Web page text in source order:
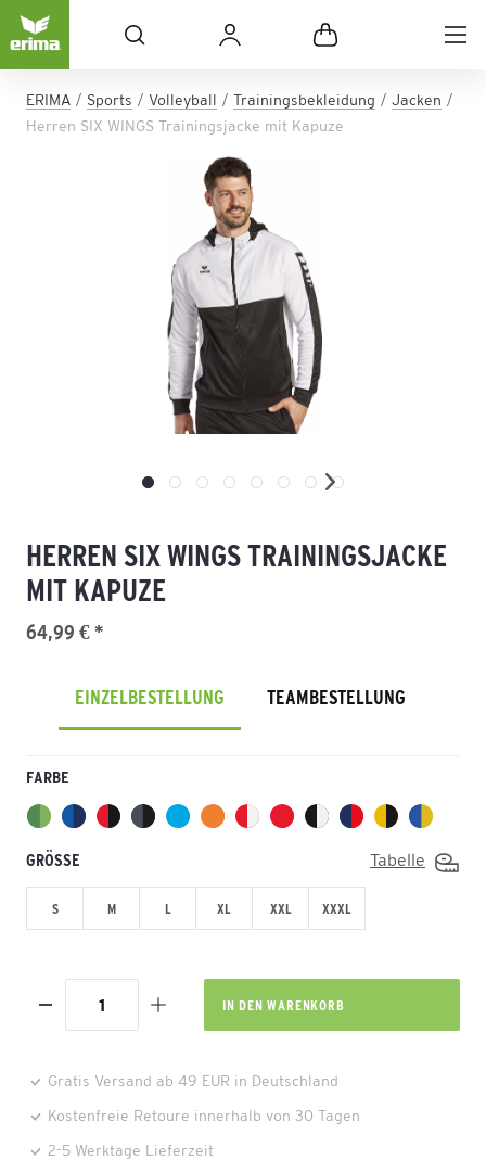
ERIMA Sports Volleyball Trainingsbekleidung
Jacken
Herren SIX WINGS Trainingsjacke mit Kapuze
HERREN SIX WINGS TRAININGSJACKE
MIT KAPUZE
64,99 € *
EINZELBESTELLUNG TEAMBESTELLUNG
FARBE
GRÖSSE Tabelle
S M L XL XXL XXXL
IN DEN WARENKORB
Gratis Versand ab 49 EUR in Deutschland
Kostenfreie Retoure innerhalb von 30 Tagen
2-5 Werktage Lieferzeit